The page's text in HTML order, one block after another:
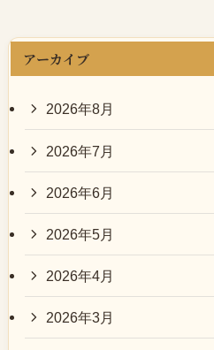
アーカイブ
2026年8月
2026年7月
2026年6月
2026年5月
2026年4月
2026年3月